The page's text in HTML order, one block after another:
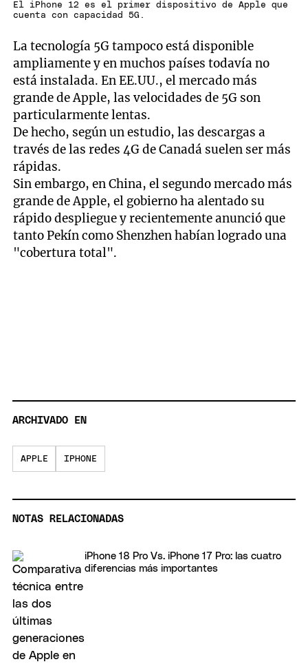
El iPhone 12 es el primer dispositivo de Apple que
cuenta con capacidad 5G.
La tecnología 5G tampoco está disponible
ampliamente y en muchos países todavía no
está instalada. En EE.UU., el mercado más
grande de Apple, las velocidades de 5G son
particularmente lentas.
De hecho, según un estudio, las descargas a
través de las redes 4G de Canadá suelen ser más
rápidas.
Sin embargo, en China, el segundo mercado más
grande de Apple, el gobierno ha alentado su
rápido despliegue y recientemente anunció que
tanto Pekín como Shenzhen habían logrado una
"cobertura total".
ARCHIVADO EN
APPLE IPHONE
NOTAS RELACIONADAS
iPhone 18 Pro Vs. iPhone 17 Pro: las cuatro
diferencias más importantes